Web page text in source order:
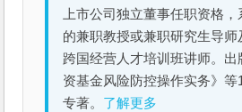
上市公司独立董事任职资格
的兼职教授或兼职研究生导
跨国经营人才培训班讲师。
资基金风险防控操作实务》等
专著。 了解更多